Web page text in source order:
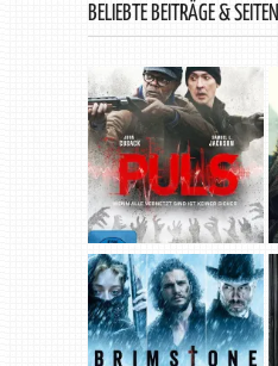
BELIEBTE BEITRÄGE & SEITEN